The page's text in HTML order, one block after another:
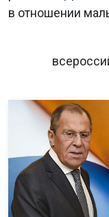
в отношении